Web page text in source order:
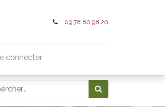
09 78 80 98 20
connecter